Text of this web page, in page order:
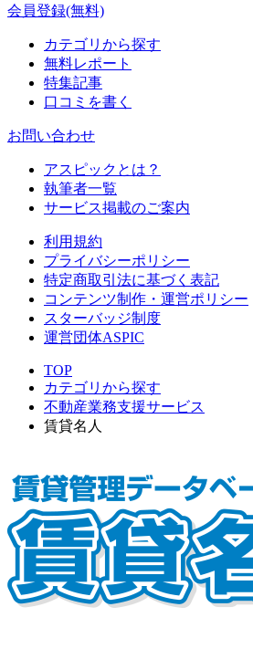
会員登録(無料)
カテゴリから探す
無料レポート
特集記事
口コミを書く
お問い合わせ
アスピックとは？
執筆者一覧
サービス掲載のご案内
利用規約
プライバシーポリシー
特定商取引法に基づく表記
コンテンツ制作・運営ポリシー
スターバッジ制度
運営団体ASPIC
TOP
カテゴリから探す
不動産業務支援サービス
賃貸名人